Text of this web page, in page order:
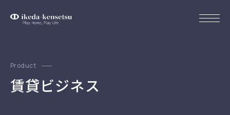
Product
賃貸ビジネス